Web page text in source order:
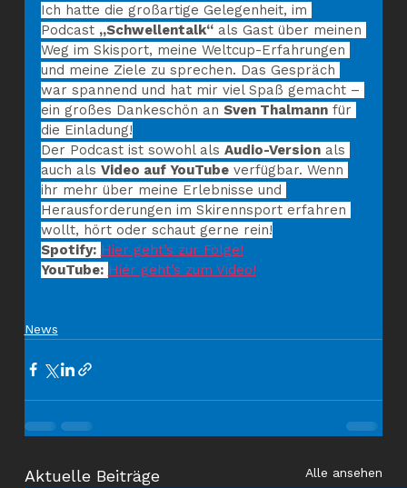
Ich hatte die großartige Gelegenheit, im
Podcast „Schwellentalk“ als Gast über meinen
Weg im Skisport, meine Weltcup-Erfahrungen
und meine Ziele zu sprechen. Das Gespräch
war spannend und hat mir viel Spaß gemacht –
ein großes Dankeschön an Sven Thalmann für
die Einladung!
Der Podcast ist sowohl als Audio-Version als
auch als Video auf YouTube verfügbar. Wenn
ihr mehr über meine Erlebnisse und
Herausforderungen im Skirennsport erfahren
wollt, hört oder schaut gerne rein!
Spotify: Hier geht’s zur Folge!
YouTube: Hier geht’s zum Video!
News
Aktuelle Beiträge Alle ansehen